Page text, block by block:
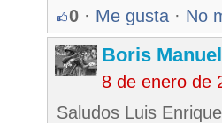
0 · Me gusta · No
Boris
8 de enero de
Saludos Luis